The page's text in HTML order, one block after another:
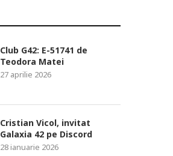
Club G42: E-51741 de
Teodora Matei
27 aprilie 2026
Cristian Vicol, invitat
Galaxia 42 pe Discord
28 ianuarie 2026